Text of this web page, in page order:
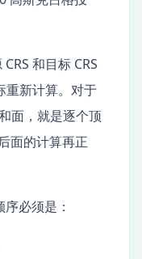
和目标 CRS
重新计算。对于
面，就是逐个顶
面的计算再正
必须是：